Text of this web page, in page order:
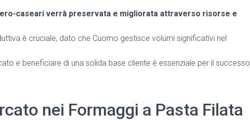
caseari verrà preservata e migliorata attraverso risorse e
è cruciale, dato che Cuomo gestisce volumi significativi nel
e beneficiare di una solida base cliente è essenziale per il successo
nei Formaggi a Pasta Filata